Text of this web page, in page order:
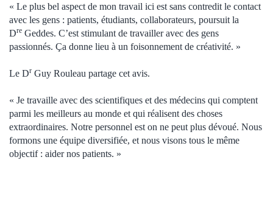
« Le plus bel aspect de mon travail ici est sans contredit le contact
avec les gens : patients, étudiants, collaborateurs, poursuit la
Dre Geddes. C’est stimulant de travailler avec des gens
passionnés. Ça donne lieu à un foisonnement de créativité. »
Le Dr Guy Rouleau partage cet avis.
« Je travaille avec des scientifiques et des médecins qui comptent
parmi les meilleurs au monde et qui réalisent des choses
extraordinaires. Notre personnel est on ne peut plus dévoué. Nous
formons une équipe diversifiée, et nous visons tous le même
objectif : aider nos patients. »